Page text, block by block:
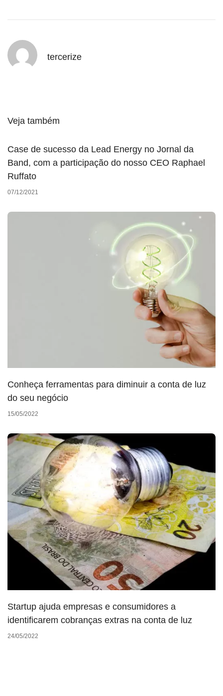
tercerize
Veja também
Case de sucesso da Lead Energy no Jornal da
Band, com a participação do nosso CEO Raphael
Ruffato
07/12/2021
Conheça ferramentas para diminuir a conta de luz
do seu negócio
15/05/2022
Startup ajuda empresas e consumidores a
identificarem cobranças extras na conta de luz
24/05/2022